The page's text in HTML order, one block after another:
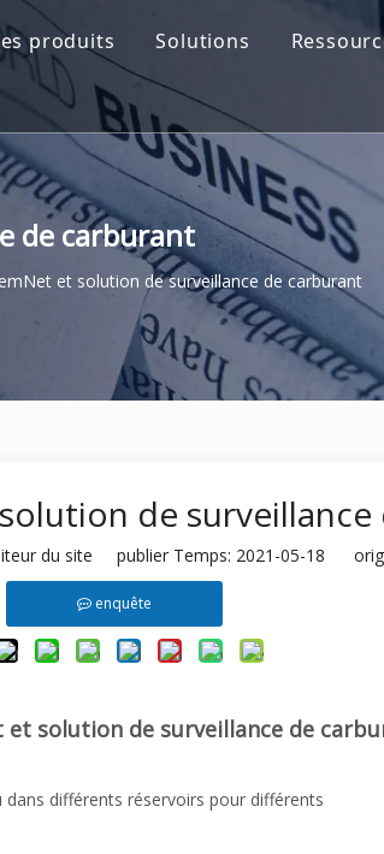
produits Solutions
de carburant
et solution de surveillance de carburant
de
du site publier Temps: 2021-05-18
enquête
et solution de surveillance de
différents réservoirs pour différents